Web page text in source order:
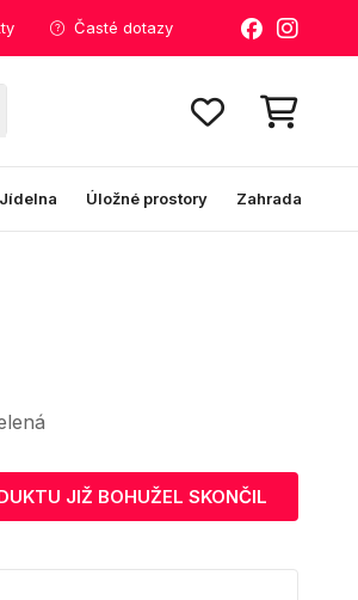
Časté dotazy
Jídelna Úložné prostory Zahrada
JIŽ BOHUŽEL SKONČIL